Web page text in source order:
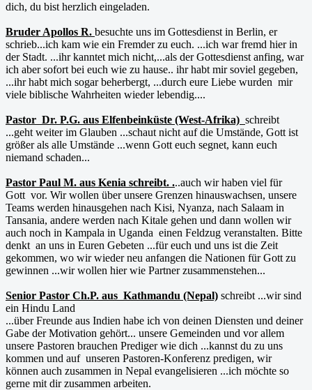
dich, du bist herzlich eingeladen.
Bruder Apollos R. besuchte uns im Gottesdienst in Berlin, er
schrieb...ich kam wie ein Fremder zu euch. ...ich war fremd hier in
der Stadt. ...ihr kanntet mich nicht,...als der Gottesdienst anfing, war
ich aber sofort bei euch wie zu hause.. ihr habt mir soviel gegeben,
...ihr habt mich sogar beherbergt, ...durch eure Liebe wurden mir
viele biblische Wahrheiten wieder lebendig....
Pastor Dr. P.G. aus Elfenbeinküste (West-Afrika) schreibt
...geht weiter im Glauben ...schaut nicht auf die Umstände, Gott ist
größer als alle Umstände ...wenn Gott euch segnet, kann euch
niemand schaden...
Pastor Paul M. aus Kenia schreibt. ...auch wir haben viel für
Gott vor. Wir wollen über unsere Grenzen hinauswachsen, unsere
Teams werden hinausgehen nach Kisi, Nyanza, nach Salaam in
Tansania, andere werden nach Kitale gehen und dann wollen wir
auch noch in Kampala in Uganda einen Feldzug veranstalten. Bitte
denkt an uns in Euren Gebeten ...für euch und uns ist die Zeit
gekommen, wo wir wieder neu anfangen die Nationen für Gott zu
gewinnen ...wir wollen hier wie Partner zusammenstehen...
Senior Pastor Ch.P. aus Kathmandu (Nepal) schreibt ...wir sind
ein Hindu Land
...über Freunde aus Indien habe ich von deinen Diensten und deiner
Gabe der Motivation gehört... unsere Gemeinden und vor allem
unsere Pastoren brauchen Prediger wie dich ...kannst du zu uns
kommen und auf unseren Pastoren-Konferenz predigen, wir
können auch zusammen in Nepal evangelisieren ...ich möchte so
gerne mit dir zusammen arbeiten.